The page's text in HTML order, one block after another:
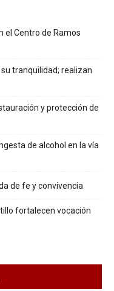
el Centro de Ramos
tranquilidad; realizan
y protección de
de alcohol en la vía
de fe y convivencia
fortalecen vocación